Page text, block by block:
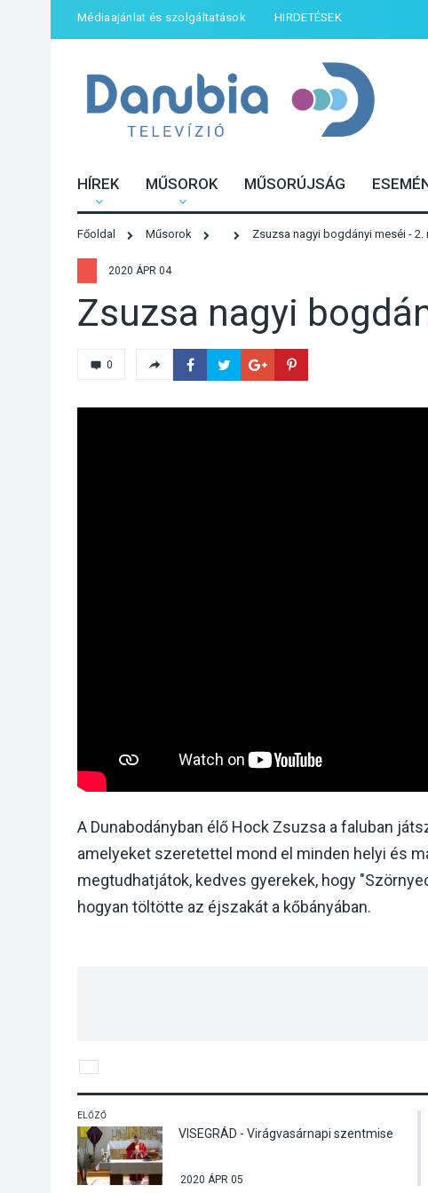
Médiaajánlat és szolgáltatások HIRDETÉSEK
HÍREK MŰSOROK MŰSORÚJSÁG
Főoldal Műsorok Zsuzsa nagyi bogdányi meséi - 2.
2020 ÁPR 04
Zsuzsa nagyi
0
A Dunabodányban élő Hock Zsuzsa a faluban
amelyeket szeretettel mond el minden helyi és
megtudhatjátok, kedves gyerekek, hogy
hogyan töltötte az éjszakát a kőbányában.
ELŐZŐ
VISEGRÁD - Virágvasárnapi szentmise
2020 ÁPR 05